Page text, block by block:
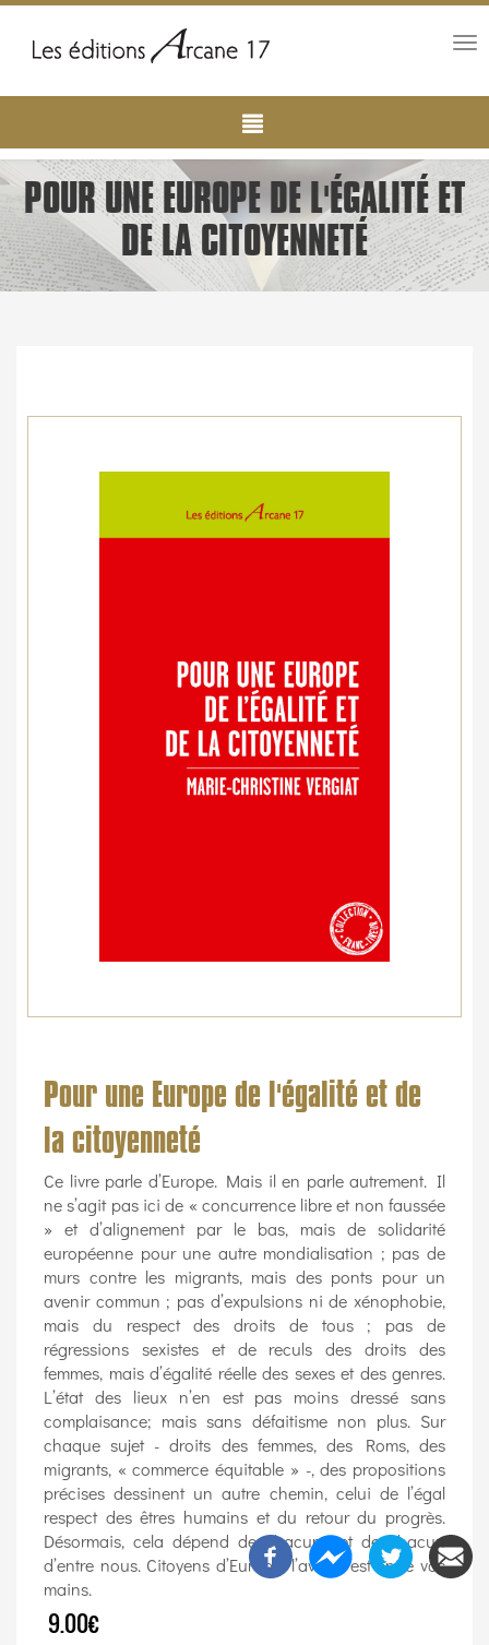
contenu
principal
navigation
POUR UNE EUROPE DE L'ÉGALITÉ ET
DE LA CITOYENNETÉ
Pour une Europe de l'égalité et de
la citoyenneté
Ce livre parle d’Europe. Mais il en parle autrement. Il
ne s’agit pas ici de « concurrence libre et non faussée
» et d’alignement par le bas, mais de solidarité
européenne pour une autre mondialisation ; pas de
murs contre les migrants, mais des ponts pour un
avenir commun ; pas d’expulsions ni de xénophobie,
mais du respect des droits de tous ; pas de
régressions sexistes et de reculs des droits des
femmes, mais d’égalité réelle des sexes et des genres.
L’état des lieux n’en est pas moins dressé sans
complaisance; mais sans défaitisme non plus. Sur
chaque sujet - droits des femmes, des Roms, des
migrants, « commerce équitable » -, des propositions
précises dessinent un autre chemin, celui de l’égal
respect des êtres humains et du retour du progrès.
Désormais, cela dépend de chacune et de chacun
d’entre nous. Citoyens d’Europe, l’avenir est entre vos
mains.
9.00€